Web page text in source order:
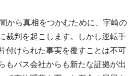
から真相をつかむために、宇崎の
裁判を起こします。しかし運転手
付けられた事実を覆すことは不可
もバス会社からも新たな証拠が出